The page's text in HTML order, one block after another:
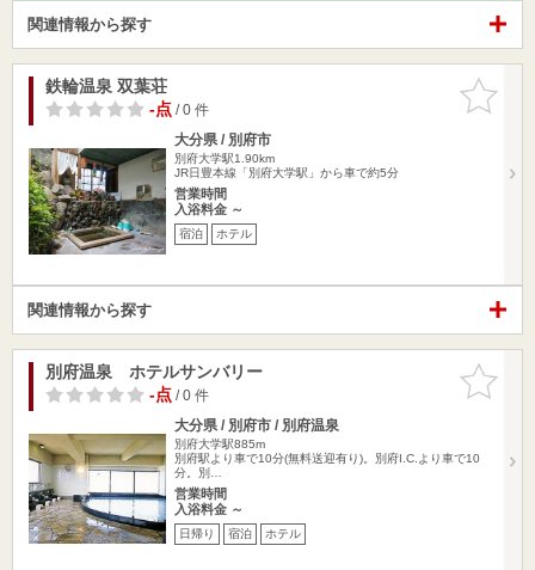
関連情報から探す
お気に入
りに追加
鉄輪温泉 双葉荘
-点/ 0 件
大分県 / 別府市
別府大学駅1.90km
JR日豊本線「別府大学駅」から車で約5分
営業時間
入浴料金 ～
宿泊 ホテル
関連情報から探す
お気に入
りに追加
別府温泉 ホテルサンバリー
-点/ 0 件
大分県 / 別府市 / 別府温泉
別府大学駅885m
別府駅より車で10分(無料送迎有り)。別府I.C.より車で10
分。別…
営業時間
入浴料金 ～
日帰り 宿泊 ホテル